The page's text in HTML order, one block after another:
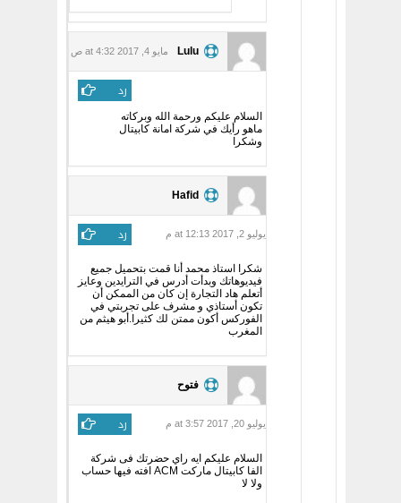
Lulu مايو 4, 2017 at 4:32 ص
رد
السلام عليكم ورحمة الله وبركاته
ماهو رأيك في شركة امانة كابيتال
وشكرا
Hafid
يوليو 2, 2017 at 12:13 م رد
شكرا استاذ محمد أنا قمت بتحميل جميع
فيديوهاتك وبدأت أدرس في الترايدين وعايز
أتعلم هاد التجارة إن كان من الممكن أن
تكون أستاذي و مشرف على تجربتي في
الفوركس أكون ممتن لك كثيرا.أبو هيثم من
المغرب
فتوح
يوليو 20, 2017 at 3:57 م رد
السلام عليكم ايه راي حضرتك فى شركة
الفا كابيتال ماركت ACM افته فيها حساب
ولا لا